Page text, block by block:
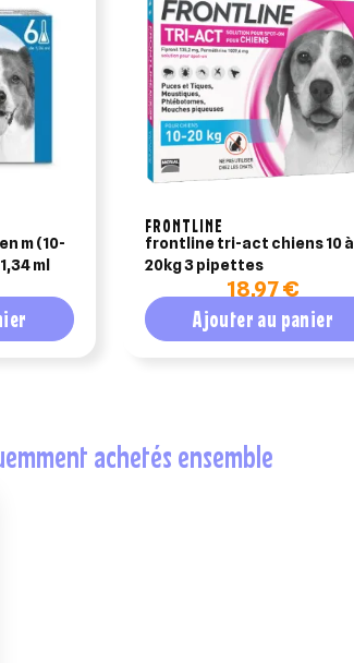
m (10-
ml
FRONTLINE
frontline tri-act chiens 10 à
20kg 3 pipettes
18,97 €
Ajouter au panier
achetés ensemble